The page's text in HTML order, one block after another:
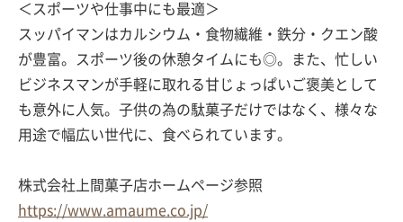
＜スポーツや仕事中にも最適＞
スッパイマンはカルシウム・食物繊維・鉄分・クエン酸
が豊富。スポーツ後の休憩タイムにも◎。また、忙しい
ビジネスマンが手軽に取れる甘じょっぱいご褒美として
も意外に人気。子供の為の駄菓子だけではなく、様々な
用途で幅広い世代に、食べられています。
株式会社上間菓子店ホームページ参照
https://www.amaume.co.jp/